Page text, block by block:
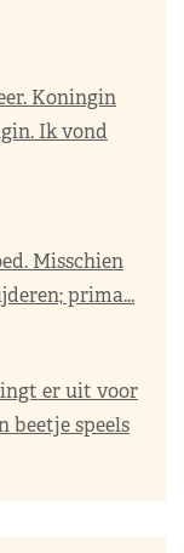
Koningin
Ik vond
Misschien
prima...
er uit voor
beetje speels